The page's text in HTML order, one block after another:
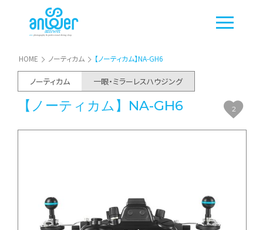
HOME ノーティカム 【ノーティカム】NA-GH6
ノーティカム 一眼・ミラーレスハウジング
【ノーティカム】NA-GH6 2